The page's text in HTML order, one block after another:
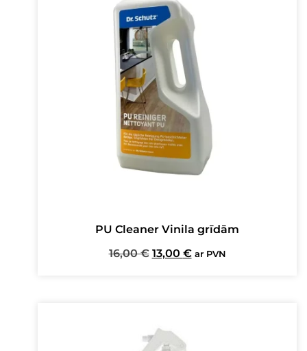
PU Cleaner Vinila grīdām
16,00€ Original
13,00 €Current
ar PVN